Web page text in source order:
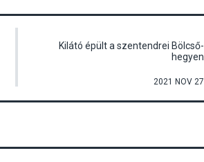
Kilátó épült a szentendrei Bölcső-
hegyen
2021 NOV 27